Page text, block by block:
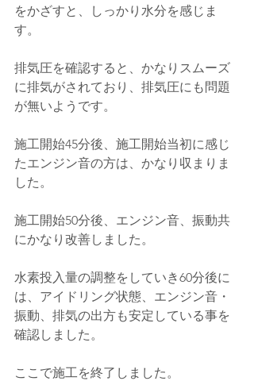
をかざすと、しっかり水分を感じま
す。
排気圧を確認すると、かなりスムーズ
に排気がされており、排気圧にも問題
が無いようです。
施工開始45分後、施工開始当初に感じ
たエンジン音の方は、かなり収まりま
した。
施工開始50分後、エンジン音、振動共
にかなり改善しました。
水素投入量の調整をしていき60分後に
は、アイドリング状態、エンジン音・
振動、排気の出方も安定している事を
確認しました。
ここで施工を終了しました。